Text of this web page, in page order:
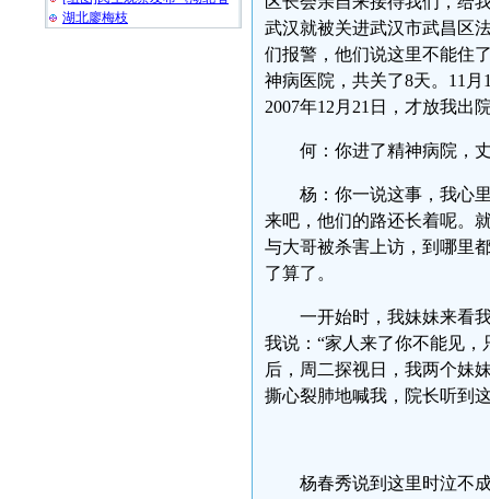
湖北廖梅枝
武汉就被关进武汉市武昌区
们报警，他们说这里不能住
神病医院，共关了8天。11
2007年12月21日，才放我出
何：你进了精神病院，
杨：你一说这事，我心
来吧，他们的路还长着呢。
与大哥被杀害上访，到哪里
了算了。
一开始时，我妹妹来看
我说：“家人来了你不能见，
后，周二探视日，我两个妹
撕心裂肺地喊我，院长听到
杨春秀说到这里时泣不